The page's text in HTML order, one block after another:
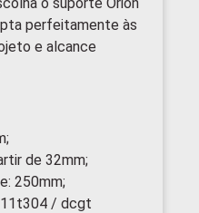
perfeitamente às
e alcance
de 32mm;
250mm;
11t304 / dcgt